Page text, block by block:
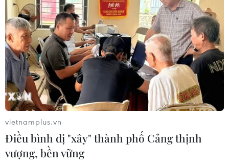
TIN CÙNG CHUYÊN MỤC
Bí thư Thành ủy Hà Nội thúc tiến độ
hai dự án giao thông trọng điểm
Nam Thủ đô
08/08/2026 08:52
Đề xuất hơn 65.500 tỷ đồng đầu tư
vietnamplus.vn
Điều bình dị "xây" thành phố Cảng thịnh
vượng, bền vững